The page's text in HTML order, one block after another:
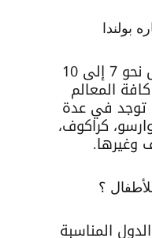
بولندا
المعالم
توجد في عدة
كراكوف،
وغيرها.
؟
المناسبة